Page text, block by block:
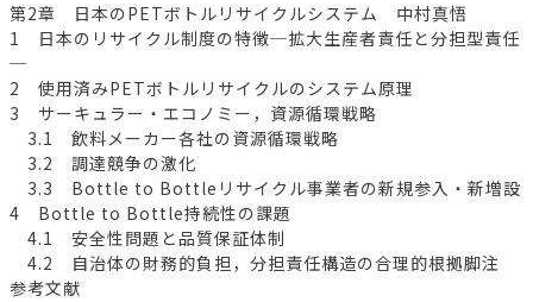
第2章 日本のPETボトルリサイクルシステム 中村真悟
1 日本のリサイクル制度の特徴─拡大生産者責任と分担型責任
─
2 使用済みPETボトルリサイクルのシステム原理
3 サーキュラー・エコノミー，資源循環戦略
3.1 飲料メーカー各社の資源循環戦略
3.2 調達競争の激化
3.3 Bottle to Bottleリサイクル事業者の新規参入・新増設
4 Bottle to Bottle持続性の課題
4.1 安全性問題と品質保証体制
4.2 自治体の財務的負担，分担責任構造の合理的根拠脚注
参考文献